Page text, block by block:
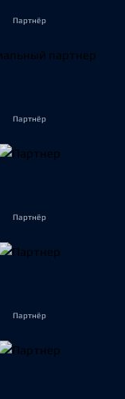
Партнёр
Партнёр
Партнёр
Партнёр